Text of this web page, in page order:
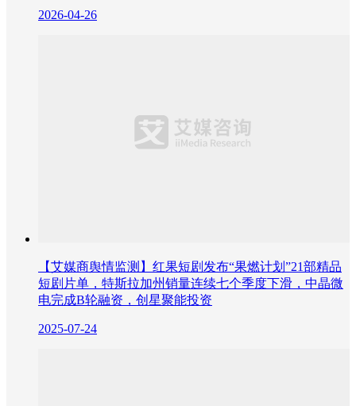
2026-04-26
【艾媒商舆情监测】红果短剧发布“果燃计划”21部精品
短剧片单，特斯拉加州销量连续七个季度下滑，中晶微
电完成B轮融资，创星聚能投资
2025-07-24